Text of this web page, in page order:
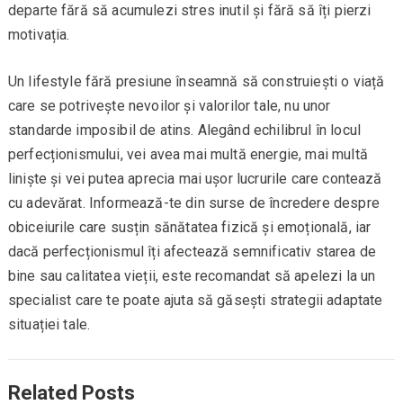
departe fără să acumulezi stres inutil și fără să îți pierzi
motivația.
Un lifestyle fără presiune înseamnă să construiești o viață
care se potrivește nevoilor și valorilor tale, nu unor
standarde imposibil de atins. Alegând echilibrul în locul
perfecționismului, vei avea mai multă energie, mai multă
liniște și vei putea aprecia mai ușor lucrurile care contează
cu adevărat. Informează-te din surse de încredere despre
obiceiurile care susțin sănătatea fizică și emoțională, iar
dacă perfecționismul îți afectează semnificativ starea de
bine sau calitatea vieții, este recomandat să apelezi la un
specialist care te poate ajuta să găsești strategii adaptate
situației tale.
Related Posts